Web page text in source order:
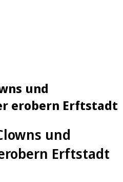
und
erobern Erftstadt
und
Erftstadt